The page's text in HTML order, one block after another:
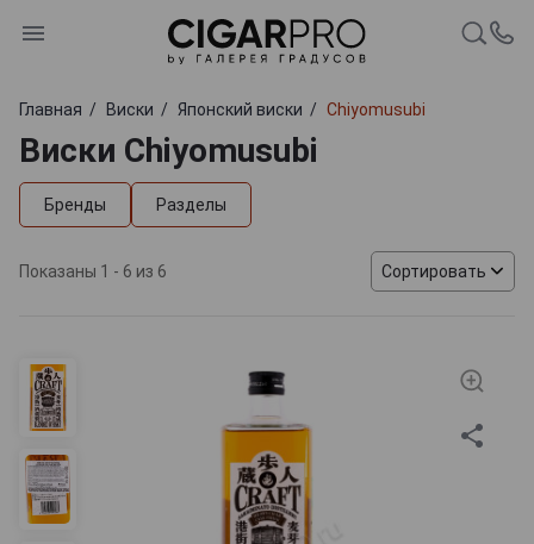
Главная Виски Японский виски Chiyomusubi
Виски Chiyomusubi
Бренды Разделы
Показаны 1 - 6 из 6 Сортировать